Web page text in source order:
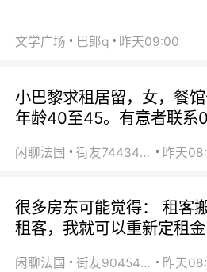
文学广场 巴郞q 昨天09:00
小巴黎求租居留，女，餐
年龄40至45。有意者联
闲聊法国 街友74434350 昨天
很多房东可能觉得： 租客
租客，我就可以重新定租
闲聊法国 街友90454511 昨天